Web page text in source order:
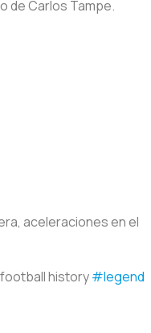
de Carlos Tampe.
aceleraciones en el
history#legend